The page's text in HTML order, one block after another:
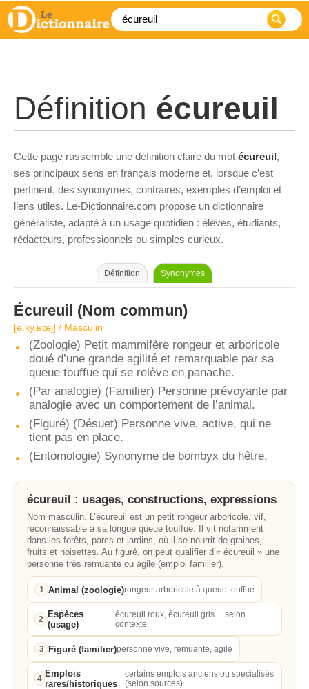
Définition écureuil
Cette page rassemble une définition claire du mot écureuil,
ses principaux sens en français moderne et, lorsque c’est
pertinent, des synonymes, contraires, exemples d’emploi et
liens utiles. Le-Dictionnaire.com propose un dictionnaire
généraliste, adapté à un usage quotidien : élèves, étudiants,
rédacteurs, professionnels ou simples curieux.
Définition Synonymes
Écureuil (Nom commun)
[e.ky.ʁœj] / Masculin
(Zoologie) Petit mammifère rongeur et arboricole
doué d’une grande agilité et remarquable par sa
queue touffue qui se relève en panache.
(Par analogie) (Familier) Personne prévoyante par
analogie avec un comportement de l’animal.
(Figuré) (Désuet) Personne vive, active, qui ne
tient pas en place.
(Entomologie) Synonyme de bombyx du hêtre.
écureuil : usages, constructions, expressions
Nom masculin. L’écureuil est un petit rongeur arboricole, vif,
reconnaissable à sa longue queue touffue. Il vit notamment
dans les forêts, parcs et jardins, où il se nourrit de graines,
fruits et noisettes. Au figuré, on peut qualifier d’« écureuil » une
personne très remuante ou agile (emploi familier).
1 Animal (zoologie)rongeur arboricole à queue touffue
2 Espèces
(usage)
écureuil roux, écureuil gris… selon
contexte
3 Figuré (familier)personne vive, remuante, agile
4 Emplois
rares/historiques
certains emplois anciens ou spécialisés
(selon sources)